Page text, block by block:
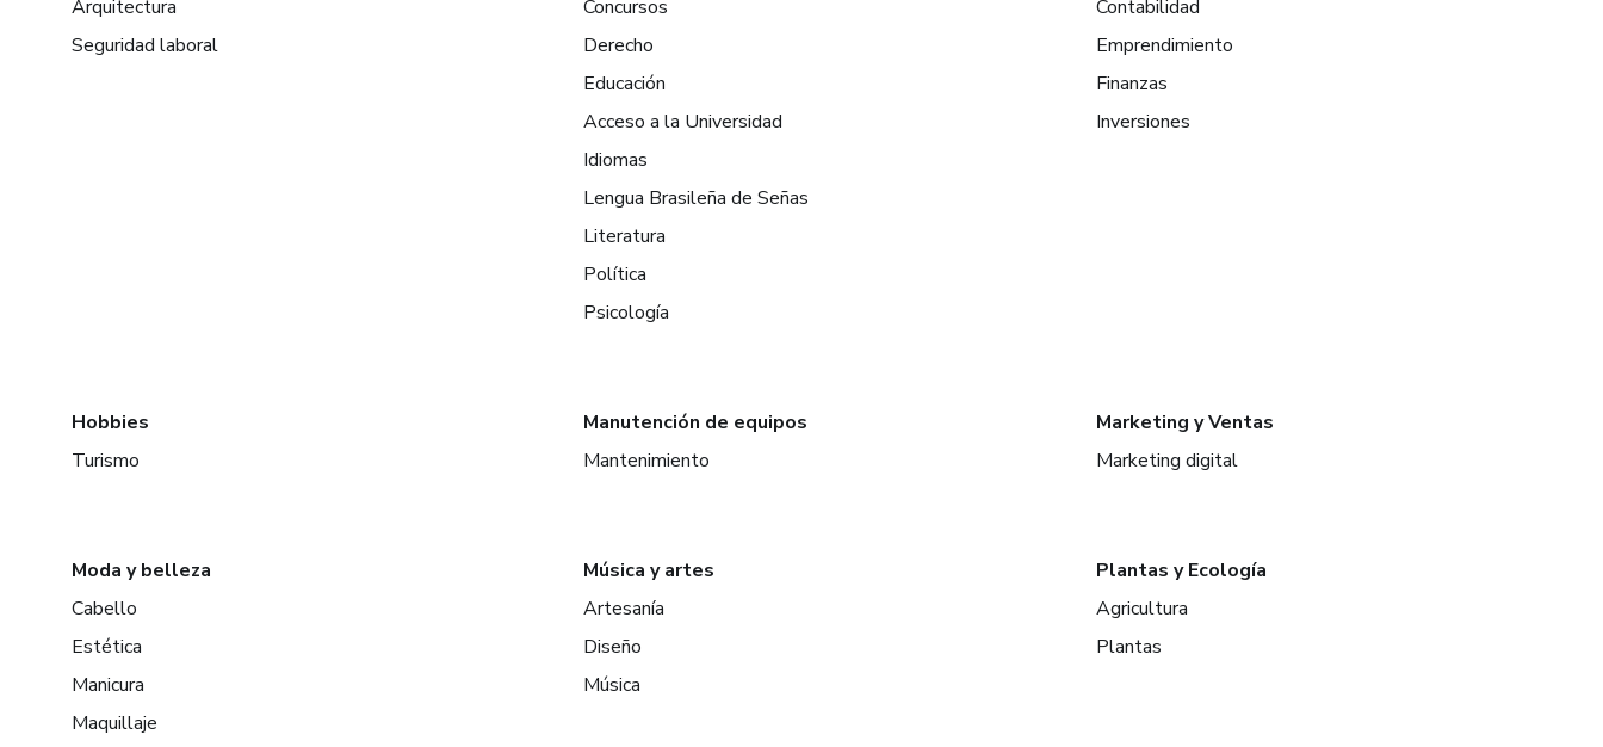
Arquitectura
Seguridad laboral
Concursos
Derecho
Educación
Acceso a la Universidad
Idiomas
Lengua Brasileña de Señas
Literatura
Política
Psicología
Contabilidad
Emprendimiento
Finanzas
Inversiones
Hobbies
Turismo
Manutención de equipos
Mantenimiento
Marketing y Ventas
Marketing digital
Moda y belleza
Cabello
Estética
Manicura
Maquillaje
Música y artes
Artesanía
Diseño
Música
Plantas y Ecología
Agricultura
Plantas